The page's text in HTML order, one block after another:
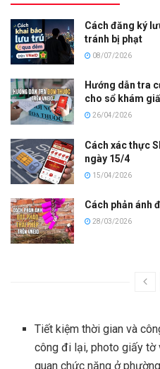
Cách đăng ký
tránh bị phạt
08/07/2026
Hướng dẫn tra
cho sổ khám
26/04/2026
Cách xác thực
ngày 15/4
15/04/2026
Cách phản ánh
28/03/2026
Tiết kiệm thời gian và
công đi lại, photo giấy
quan chức năng ở